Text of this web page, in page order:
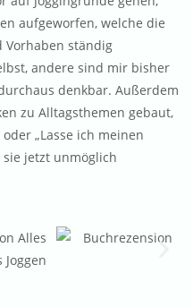
aufgeworfen, welche die
Vorhaben ständig
andere sind mir bisher
denkbar. Außerdem
zu Alltagsthemen gebaut,
„Lasse ich meinen
jetzt unmöglich